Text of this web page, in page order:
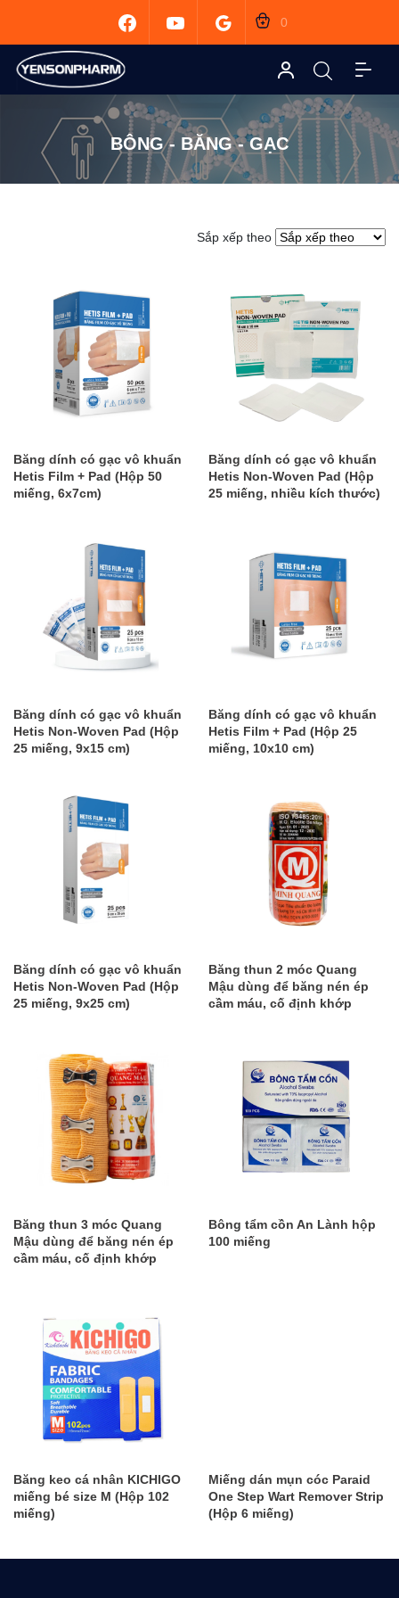
0
BÔNG - BĂNG - GẠC
Sắp xếp theo
Băng dính có gạc vô khuẩn
Hetis Film + Pad (Hộp 50
miếng, 6x7cm)
Băng dính có gạc vô khuẩn
Hetis Non-Woven Pad (Hộp
25 miếng, nhiều kích thước)
Băng dính có gạc vô khuẩn
Hetis Non-Woven Pad (Hộp
25 miếng, 9x15 cm)
Băng dính có gạc vô khuẩn
Hetis Film + Pad (Hộp 25
miếng, 10x10 cm)
Băng dính có gạc vô khuẩn
Hetis Non-Woven Pad (Hộp
25 miếng, 9x25 cm)
Băng thun 2 móc Quang
Mậu dùng để băng nén ép
cầm máu, cố định khớp
Băng thun 3 móc Quang
Mậu dùng để băng nén ép
cầm máu, cố định khớp
Bông tẩm cồn An Lành hộp
100 miếng
Băng keo cá nhân KICHIGO
miếng bé size M (Hộp 102
miếng)
Miếng dán mụn cóc Paraid
One Step Wart Remover Strip
(Hộp 6 miếng)